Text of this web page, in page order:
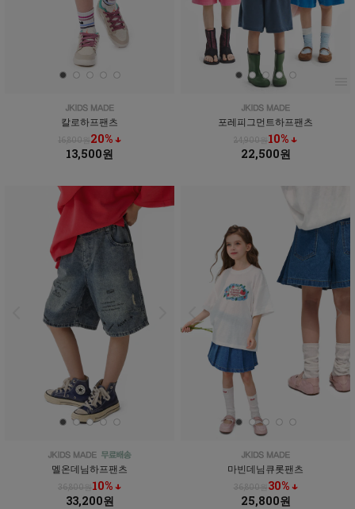
칼로하프팬츠
16,800원20% ↓
13,500원
포레피그먼트하프팬츠
24,900원10% ↓
22,500원
멜온데님하프팬츠
36,800원10% ↓
33,200원
마빈데님큐롯팬츠
36,800원30% ↓
25,800원